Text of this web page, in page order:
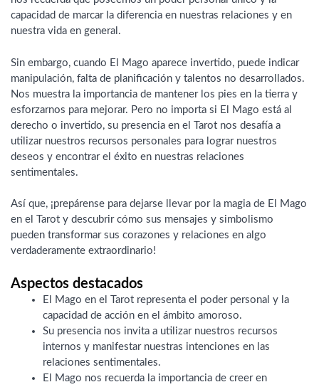
capacidad de marcar la diferencia en nuestras relaciones y en
nuestra vida en general.
Sin embargo, cuando El Mago aparece invertido, puede indicar
manipulación, falta de planificación y talentos no desarrollados.
Nos muestra la importancia de mantener los pies en la tierra y
esforzarnos para mejorar. Pero no importa si El Mago está al
derecho o invertido, su presencia en el Tarot nos desafía a
utilizar nuestros recursos personales para lograr nuestros
deseos y encontrar el éxito en nuestras relaciones
sentimentales.
Así que, ¡prepárense para dejarse llevar por la magia de El Mago
en el Tarot y descubrir cómo sus mensajes y simbolismo
pueden transformar sus corazones y relaciones en algo
verdaderamente extraordinario!
Aspectos destacados
El Mago en el Tarot representa el poder personal y la
capacidad de acción en el ámbito amoroso.
Su presencia nos invita a utilizar nuestros recursos
internos y manifestar nuestras intenciones en las
relaciones sentimentales.
El Mago nos recuerda la importancia de creer en